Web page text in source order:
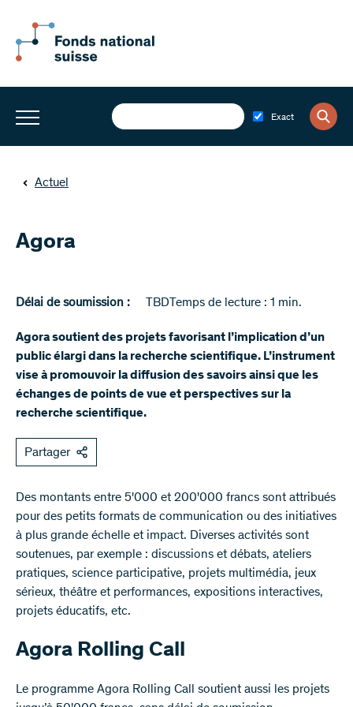
Exact
Actuel
Agora
Délai de soumission : TBD Temps de lecture : 1 min.
Agora soutient des projets favorisant l’implication d’un
public élargi dans la recherche scientifique. L’instrument
vise à promouvoir la diffusion des savoirs ainsi que les
échanges de points de vue et perspectives sur la
recherche scientifique.
Partager
Des montants entre 5'000 et 200'000 francs sont attribués
pour des petits formats de communication ou des initiatives
à plus grande échelle et impact. Diverses activités sont
soutenues, par exemple : discussions et débats, ateliers
pratiques, science participative, projets multimédia, jeux
sérieux, théâtre et performances, expositions interactives,
projets éducatifs, etc.
Agora Rolling Call
Le programme Agora Rolling Call soutient aussi les projets